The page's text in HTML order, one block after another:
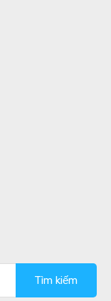
kiếm
cho: